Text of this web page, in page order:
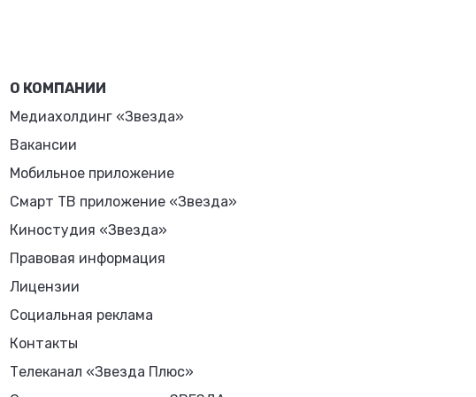
О КОМПАНИИ
Медиахолдинг «Звезда»
Вакансии
Мобильное приложение
Смарт ТВ приложение «Звезда»
Киностудия «Звезда»
Правовая информация
Лицензии
Социальная реклама
Контакты
Телеканал «Звезда Плюс»